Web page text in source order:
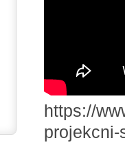
https://
projekcni-